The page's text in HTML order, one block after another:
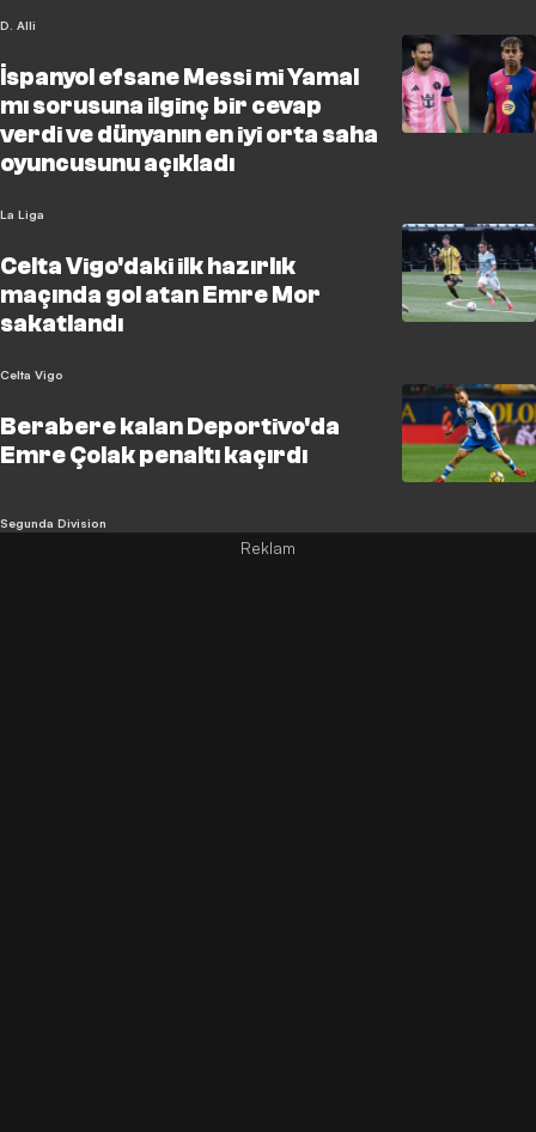
D. Alli
İspanyol efsane Messi mi Yamal
mı sorusuna ilginç bir cevap
verdi ve dünyanın en iyi orta saha
oyuncusunu açıkladı
La Liga
Celta Vigo'daki ilk hazırlık
maçında gol atan Emre Mor
sakatlandı
Celta Vigo
Berabere kalan Deportivo'da
Emre Çolak penaltı kaçırdı
Segunda Division